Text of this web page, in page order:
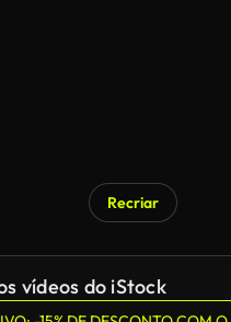
Recriar
vídeos do iStock